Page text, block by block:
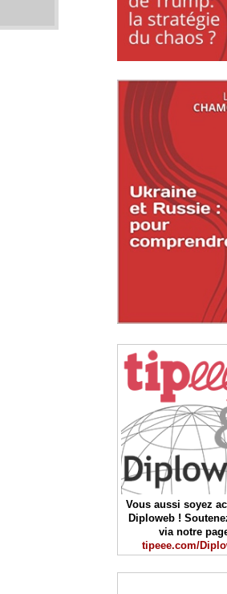
Vous aussi soyez
Diploweb !
via notre
tipeee.com/